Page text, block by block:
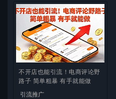
不开店也能引流！电商评论野
路子 简单粗暴 有手就能做
引流推广